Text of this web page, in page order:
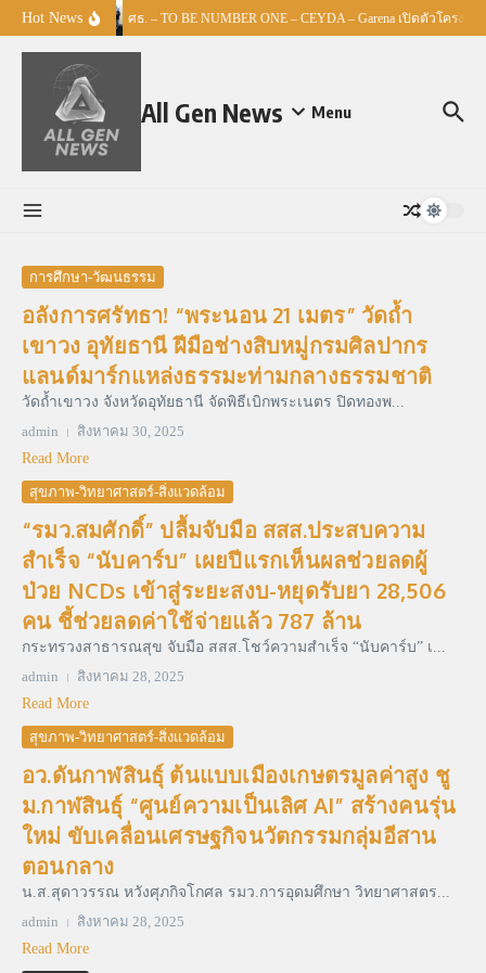
Skip to content
Hot News ศธ. – TO BE NUMBER ONE – CEYDA – Garena เปิดตัวโครง
All Gen News Menu
การศึกษา-วัฒนธรรม
อลังการศรัทธา! “พระนอน 21 เมตร” วัดถ้ำ
เขาวง อุทัยธานี ฝีมือช่างสิบหมู่กรมศิลปากร
แลนด์มาร์กแหล่งธรรมะท่ามกลางธรรมชาติ
วัดถ้ำเขาวง จังหวัดอุทัยธานี จัดพิธีเบิกพระเนตร ปิดทองพ...
admin
สิงหาคม 30, 2025
Read More
สุขภาพ-วิทยาศาสตร์-สิ่งแวดล้อม
“รมว.สมศักดิ์” ปลื้มจับมือ สสส.ประสบความ
สำเร็จ “นับคาร์บ” เผยปีแรกเห็นผลช่วยลดผู้
ป่วย NCDs เข้าสู่ระยะสงบ-หยุดรับยา 28,506
คน ชี้ช่วยลดค่าใช้จ่ายแล้ว 787 ล้าน
กระทรวงสาธารณสุข จับมือ สสส.โชว์ความสำเร็จ “นับคาร์บ” เ...
admin
สิงหาคม 28, 2025
Read More
สุขภาพ-วิทยาศาสตร์-สิ่งแวดล้อม
อว.ดันกาฬสินธุ์ ต้นแบบเมืองเกษตรมูลค่าสูง ชู
ม.กาฬสินธุ์ “ศูนย์ความเป็นเลิศ AI” สร้างคนรุ่น
ใหม่ ขับเคลื่อนเศรษฐกิจนวัตกรรมกลุ่มอีสาน
ตอนกลาง
น.ส.สุดาวรรณ หวังศุภกิจโกศล รมว.การอุดมศึกษา วิทยาศาสตร...
admin
สิงหาคม 28, 2025
Read More